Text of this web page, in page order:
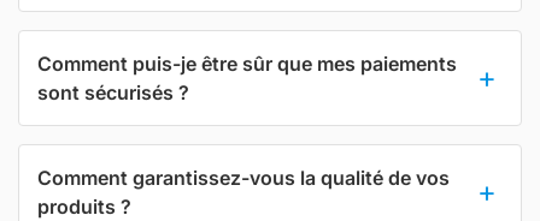
Comment puis-je être sûr que mes paiements
sont sécurisés ?
Comment garantissez-vous la qualité de vos
produits ?